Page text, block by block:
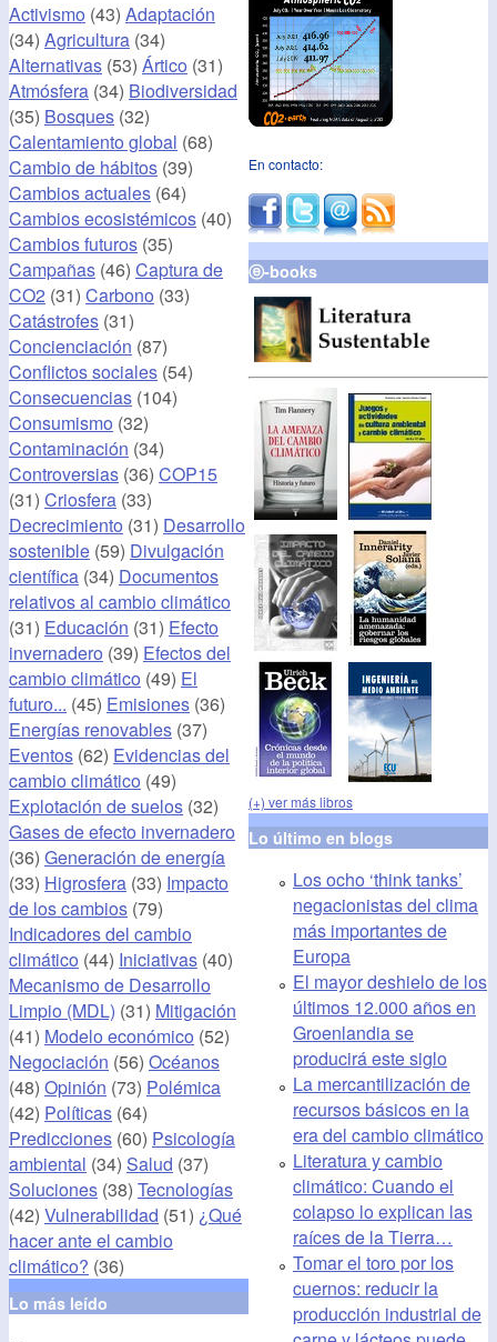
Activismo (43) Adaptación
(34) Agricultura (34)
Alternativas (53) Ártico (31)
Atmósfera (34) Biodiversidad
(35) Bosques (32)
Calentamiento global (68)
Cambio de hábitos (39)
Cambios actuales (64)
Cambios ecosistémicos (40)
Cambios futuros (35)
Campañas (46) Captura de
CO2 (31) Carbono (33)
Catástrofes (31)
Concienciación (87)
Conflictos sociales (54)
Consecuencias (104)
Consumismo (32)
Contaminación (34)
Controversias (36) COP15
(31) Criosfera (33)
Decrecimiento (31) Desarrollo
sostenible (59) Divulgación
científica (34) Documentos
relativos al cambio climático
(31) Educación (31) Efecto
invernadero (39) Efectos del
cambio climático (49) El
futuro... (45) Emisiones (36)
Energías renovables (37)
Eventos (62) Evidencias del
cambio climático (49)
Explotación de suelos (32)
Gases de efecto invernadero
(36) Generación de energía
(33) Higrosfera (33) Impacto
de los cambios (79)
Indicadores del cambio
climático (44) Iniciativas (40)
Mecanismo de Desarrollo
Limpio (MDL) (31) Mitigación
(41) Modelo económico (52)
Negociación (56) Océanos
(48) Opinión (73) Polémica
(42) Políticas (64)
Predicciones (60) Psicología
ambiental (34) Salud (37)
Soluciones (38) Tecnologías
(42) Vulnerabilidad (51) ¿Qué
hacer ante el cambio
climático? (36)
Lo más leído
En contacto:
ⓔ-books
(+) ver más libros
Lo último en blogs
Los ocho ‘think tanks’
negacionistas del clima
más importantes de
Europa
El mayor deshielo de los
últimos 12.000 años en
Groenlandia se
producirá este siglo
La mercantilización de
recursos básicos en la
era del cambio climático
Literatura y cambio
climático: Cuando el
colapso lo explican las
raíces de la Tierra…
Tomar el toro por los
cuernos: reducir la
producción industrial de